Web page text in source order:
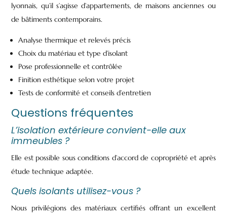
lyonnais, qu’il s’agisse d’appartements, de maisons anciennes ou
de bâtiments contemporains.
Analyse thermique et relevés précis
Choix du matériau et type d’isolant
Pose professionnelle et contrôlée
Finition esthétique selon votre projet
Tests de conformité et conseils d’entretien
Questions fréquentes
L’isolation extérieure convient-elle aux
immeubles ?
Elle est possible sous conditions d’accord de copropriété et après
étude technique adaptée.
Quels isolants utilisez-vous ?
Nous privilégions des matériaux certifiés offrant un excellent